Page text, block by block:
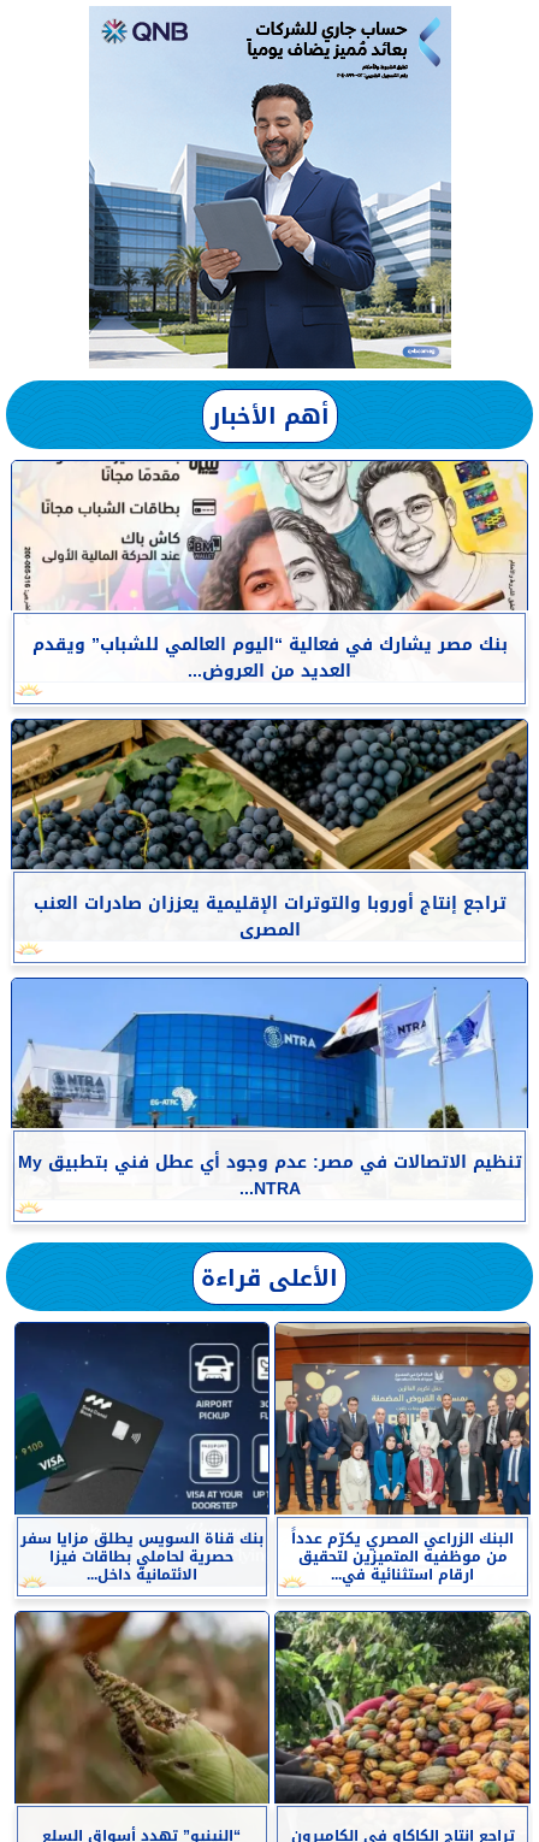
أهم الأخبار
بنك مصر يشارك في فعالية “اليوم العالمي للشباب” ويقدم
العديد من العروض...
تراجع إنتاج أوروبا والتوترات الإقليمية يعززان صادرات العنب
المصرى
تنظيم الاتصالات في مصر: عدم وجود أي عطل فني بتطبيق My
NTRA...
الأعلى قراءة
البنك الزراعي المصري يكرّم عدداً
من موظفيه المتميزين لتحقيق
ارقام استثنائية في...
بنك قناة السويس يطلق مزايا سفر
حصرية لحاملي بطاقات فيزا
الائتمانية داخل...
تراجع إنتاج الكاكاو في الكاميرون “النينيو” تهدد أسواق السلع